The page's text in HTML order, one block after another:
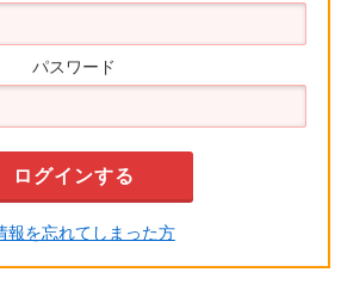
パスワード
を忘れてしまった方